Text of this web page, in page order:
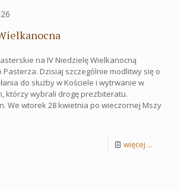
na IV Niedzielę Wielkanocną
Pasterza. Dzisiaj szczególnie modlitwy się o
do służby w Kościele i wytrwanie w
którzy wybrali drogę prezbiteratu.
We wtorek 28 kwietnia po wieczornej Mszy
więcej ...